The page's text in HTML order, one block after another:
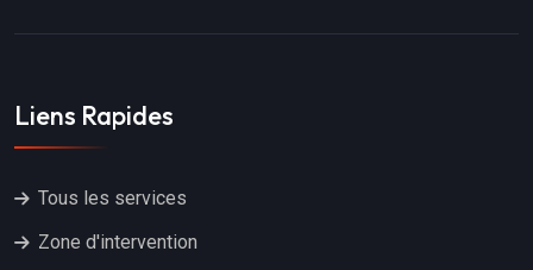
Liens Rapides
Tous les services
Zone d'intervention